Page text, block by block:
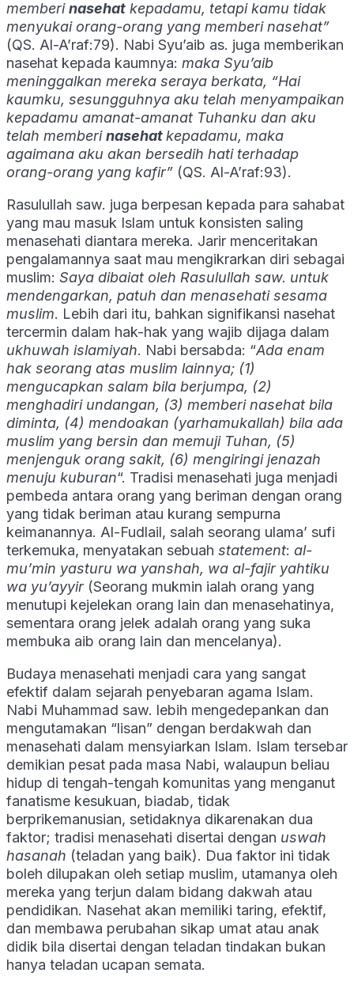
memberinasehat kepadamu, tetapi kamu tidak
menyukai orang-orang yang memberi nasehat”
(QS. Al-A’raf:79). Nabi Syu’aib as. juga memberikan
nasehat kepada kaumnya: maka Syu’aib
meninggalkan mereka seraya berkata, “Hai
kaumku, sesungguhnya aku telah menyampaikan
kepadamu amanat-amanat Tuhanku dan aku
telah memberinasehatkepadamu, maka
agaimana aku akan bersedih hati terhadap
orang-orang yang kafir” (QS. Al-A’raf:93).
Rasulullah saw. juga berpesan kepada para sahabat
yang mau masuk Islam untuk konsisten saling
menasehati diantara mereka. Jarir menceritakan
pengalamannya saat mau mengikrarkan diri sebagai
muslim: Saya dibaiat oleh Rasulullah saw. untuk
mendengarkan, patuh dan menasehati sesama
muslim. Lebih dari itu, bahkan signifikansi nasehat
tercermin dalam hak-hak yang wajib dijaga dalam
ukhuwah islamiyah. Nabi bersabda: “Ada enam
hak seorang atas muslim lainnya; (1)
mengucapkan salam bila berjumpa, (2)
menghadiri undangan, (3) memberi nasehat bila
diminta, (4) mendoakan (yarhamukallah) bila ada
muslim yang bersin dan memuji Tuhan, (5)
menjenguk orang sakit, (6) mengiringi jenazah
menuju kuburan“. Tradisi menasehati juga menjadi
pembeda antara orang yang beriman dengan orang
yang tidak beriman atau kurang sempurna
keimanannya. Al-Fudlail, salah seorang ulama’ sufi
terkemuka, menyatakan sebuah statement: al-
mu’min yasturu wa yanshah, wa al-fajir yahtiku
wa yu’ayyir (Seorang mukmin ialah orang yang
menutupi kejelekan orang lain dan menasehatinya,
sementara orang jelek adalah orang yang suka
membuka aib orang lain dan mencelanya).
Budaya menasehati menjadi cara yang sangat
efektif dalam sejarah penyebaran agama Islam.
Nabi Muhammad saw. lebih mengedepankan dan
mengutamakan “lisan” dengan berdakwah dan
menasehati dalam mensyiarkan Islam. Islam tersebar
demikian pesat pada masa Nabi, walaupun beliau
hidup di tengah-tengah komunitas yang menganut
fanatisme kesukuan, biadab, tidak
berprikemanusian, setidaknya dikarenakan dua
faktor; tradisi menasehati disertai dengan uswah
hasanah (teladan yang baik). Dua faktor ini tidak
boleh dilupakan oleh setiap muslim, utamanya oleh
mereka yang terjun dalam bidang dakwah atau
pendidikan. Nasehat akan memiliki taring, efektif,
dan membawa perubahan sikap umat atau anak
didik bila disertai dengan teladan tindakan bukan
hanya teladan ucapan semata.